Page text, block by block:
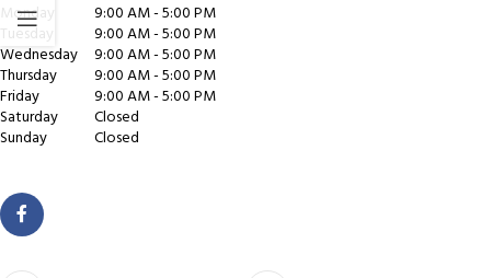
Monday
9:00 AM - 5:00 PM
Tuesday
9:00 AM - 5:00 PM
Wednesday
9:00 AM - 5:00 PM
Thursday
9:00 AM - 5:00 PM
Friday
9:00 AM - 5:00 PM
Saturday
Closed
Sunday
Closed